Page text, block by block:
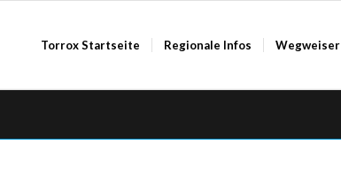
Torrox Startseite Regionale Infos Wegweiser